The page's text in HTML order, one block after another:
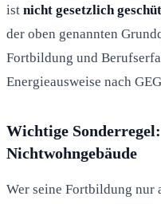
ist nicht gesetzlich
der oben genannten
Fortbildung und
Energieausweise nach
Wichtige
Nichtwohngebäude
Wer seine Fortbildung nur